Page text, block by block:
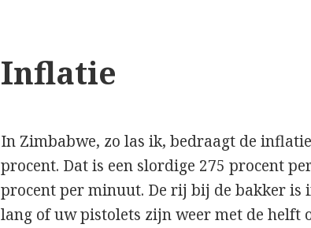
Inflatie
In Zimbabwe, zo las ik, bedraagt de
procent. Dat is een slordige 275 procent
procent per minuut. De rij bij de bakker is
lang of uw pistolets zijn weer met de helft